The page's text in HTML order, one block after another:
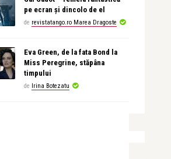
pe ecran și dincolo de el
de revistatango.ro Marea Dragoste
Eva Green, de la fata Bond la
Miss Peregrine, stăpâna
timpului
de Irina Botezatu